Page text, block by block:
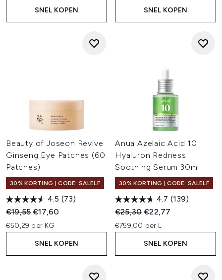
SNEL KOPEN SNEL KOPEN
Beauty of Joseon Revive
Ginseng Eye Patches (60
Patches)
30% KORTING | CODE: SALELF
4.5 (73)
Recommended Retail Price:
€19,55Huidige prijs:
€17,60
€50,29 per KG
SNEL KOPEN
Anua Azelaic Acid 10
Hyaluron Redness
Soothing Serum 30ml
30% KORTING | CODE: SALELF
4.7 (139)
Recommended Retail Price:
€25,30Huidige prijs:
€22,77
€759,00 per L
SNEL KOPEN